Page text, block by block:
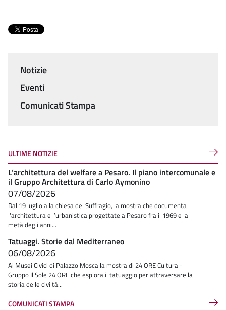
Menu
Notizie
Eventi
Comunicati Stampa
ULTIME NOTIZIE
L’architettura del welfare a Pesaro. Il piano intercomunale e
il Gruppo Architettura di Carlo Aymonino
07/08/2026
Dal 19 luglio alla chiesa del Suffragio, la mostra che documenta
l'architettura e l’urbanistica progettate a Pesaro fra il 1969 e la
metà degli anni...
Tatuaggi. Storie dal Mediterraneo
06/08/2026
Ai Musei Civici di Palazzo Mosca la mostra di 24 ORE Cultura -
Gruppo Il Sole 24 ORE che esplora il tatuaggio per attraversare la
storia delle civiltà...
COMUNICATI STAMPA